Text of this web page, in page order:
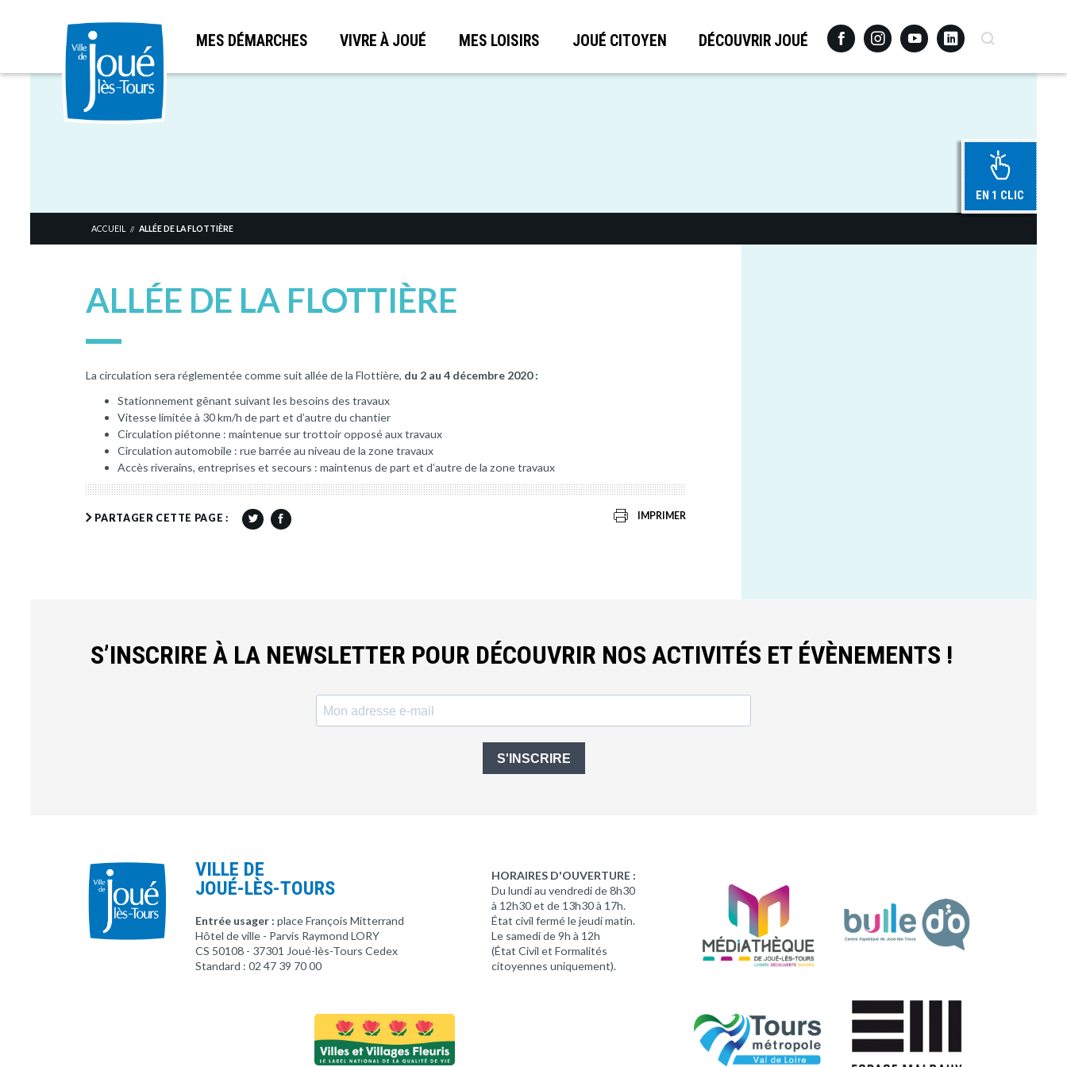
Aller
MES DÉMARCHES VIVRE À JOUÉ MES LOISIRS JOUÉ CITOYEN DÉCOUVRIR JOUÉ FacebookInstagramYoutubeLinkedinRecherche
EN 1 CLIC
ACCUEIL // ALLÉE DE LA FLOTTIÈRE
ALLÉE DE LA FLOTTIÈRE
La circulation sera réglementée comme suit allée de la Flottière, du 2 au 4 décembre 2020 :
Stationnement gênant suivant les besoins des travaux
Vitesse limitée à 30 km/h de part et d’autre du chantier
Circulation piétonne : maintenue sur trottoir opposé aux travaux
Circulation automobile : rue barrée au niveau de la zone travaux
Accès riverains, entreprises et secours : maintenus de part et d’autre de la zone travaux
PARTAGER CETTE PAGE : IMPRIMER
S’INSCRIRE À LA NEWSLETTER POUR DÉCOUVRIR NOS ACTIVITÉS ET ÉVÈNEMENTS !
S'INSCRIRE
VILLE DE
JOUÉ-LÈS-TOURS
Entrée usager : place François Mitterrand
Hôtel de ville - Parvis Raymond LORY
CS 50108 - 37301 Joué-lès-Tours Cedex
Standard : 02 47 39 70 00
HORAIRES D'OUVERTURE :
Du lundi au vendredi de 8h30
à 12h30 et de 13h30 à 17h.
État civil fermé le jeudi matin.
Le samedi de 9h à 12h
(État Civil et Formalités
citoyennes uniquement).